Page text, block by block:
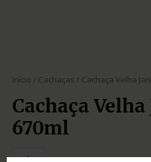
Início / Cachaças / Cachaça Velha
Cachaça
670ml